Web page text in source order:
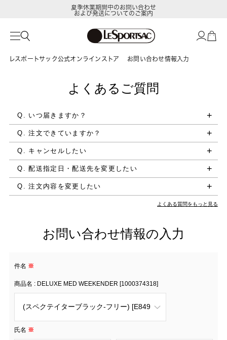
夏季休業期間中のお問い合わせ
および発送についてのご案内
レスポートサック公式オンラインストア お問い合わせ情報入力
よくあるご質問
Q. いつ届きますか？
Q. 注文できていますか？
Q. キャンセルしたい
Q. 配送指定日・配送先を変更したい
Q. 注文内容を変更したい
よくある質問をもっと見る
お問い合わせ情報の入力
件名 ※
商品名 : DELUXE MED WEEKENDER [1000374318]
氏名 ※